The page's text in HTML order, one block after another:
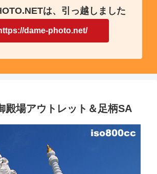
は、引っ越しました
dame-photo.net/
殿場アウトレット＆足柄SA